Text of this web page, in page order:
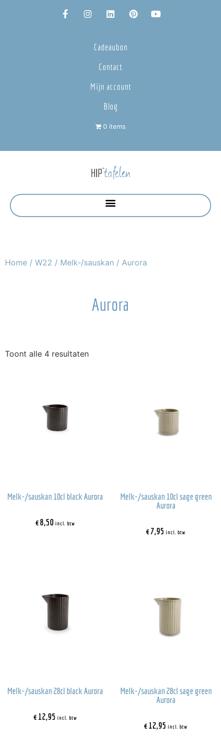
Cadeaubon
Contact
Mijn account
Blog
0 items
Home / W22 / Melk-/sauskan / Aurora
Aurora
Toont alle 4 resultaten
Melk-/sauskan 10cl black Aurora
€8,50 incl. btw
Melk-/sauskan 10cl sage green
Aurora
€7,95 incl. btw
Melk-/sauskan 28cl black Aurora
€12,95 incl. btw
Melk-/sauskan 28cl sage green
Aurora
€12,95 incl. btw